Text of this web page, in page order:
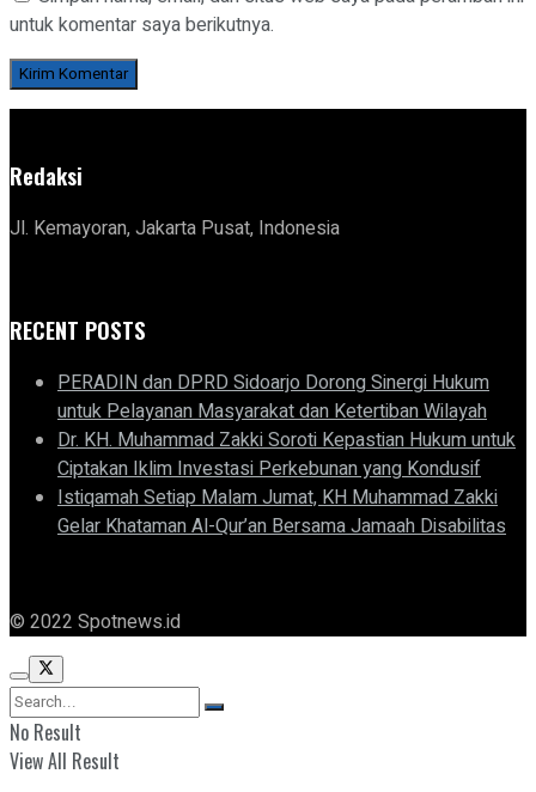
untuk komentar saya berikutnya.
Redaksi
Jl. Kemayoran, Jakarta Pusat, Indonesia
RECENT POSTS
PERADIN dan DPRD Sidoarjo Dorong Sinergi Hukum
untuk Pelayanan Masyarakat dan Ketertiban Wilayah
Dr. KH. Muhammad Zakki Soroti Kepastian Hukum untuk
Ciptakan Iklim Investasi Perkebunan yang Kondusif
Istiqamah Setiap Malam Jumat, KH Muhammad Zakki
Gelar Khataman Al-Qur’an Bersama Jamaah Disabilitas
© 2022 Spotnews.id
No Result
View All Result